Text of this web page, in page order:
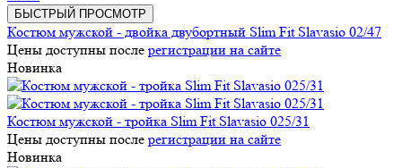
БЫСТРЫЙ ПРОСМОТР
Костюм мужской - двойка двубортный Slim Fit Slavasio 02/47
Цены доступны после регистрации на сайте
Новинка
Костюм мужской - тройка Slim Fit Slavasio 025/31
Цены доступны после регистрации на сайте
Новинка